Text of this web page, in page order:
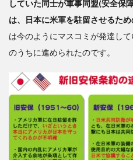
していた同士が軍事同盟(安全保
は、日本に米軍を駐留させるた
は今のようにマスコミが発達し
のうちに進められたのです。